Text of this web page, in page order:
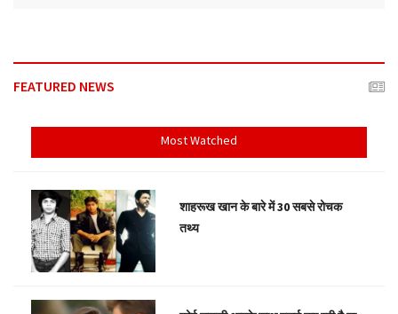
FEATURED NEWS
Most Watched
शाहरूख खान के बारे में 30 सबसे रोचक
तथ्य